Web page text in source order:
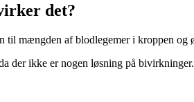
det?
til mængden af blodlegemer i kroppen og
der ikke er nogen løsning på bivirkninger.